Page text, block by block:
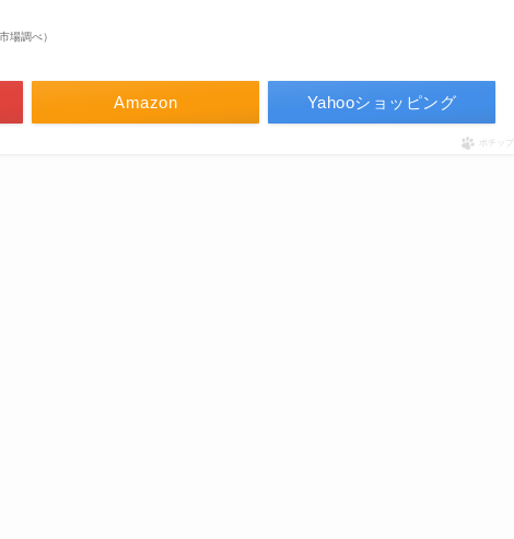
場調べ）
Amazon Yahooショッピング
ポチップ